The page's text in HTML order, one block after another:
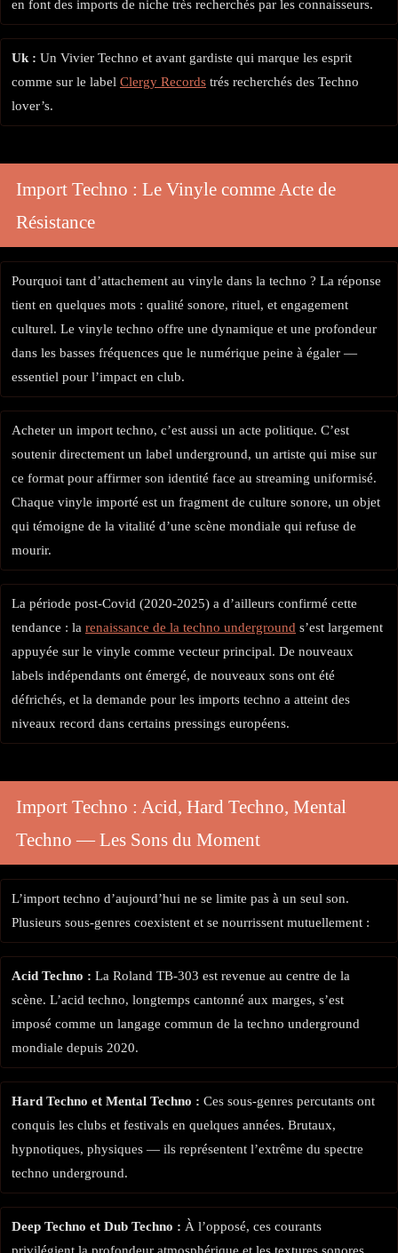
en font des imports de niche très recherchés par les connaisseurs.
Uk : Un Vivier Techno et avant gardiste qui marque les esprit
comme sur le label Clergy Records trés recherchés des Techno
lover’s.
Import Techno : Le Vinyle comme Acte de
Résistance
Pourquoi tant d’attachement au vinyle dans la techno ? La réponse
tient en quelques mots : qualité sonore, rituel, et engagement
culturel. Le vinyle techno offre une dynamique et une profondeur
dans les basses fréquences que le numérique peine à égaler —
essentiel pour l’impact en club.
Acheter un import techno, c’est aussi un acte politique. C’est
soutenir directement un label underground, un artiste qui mise sur
ce format pour affirmer son identité face au streaming uniformisé.
Chaque vinyle importé est un fragment de culture sonore, un objet
qui témoigne de la vitalité d’une scène mondiale qui refuse de
mourir.
La période post-Covid (2020-2025) a d’ailleurs confirmé cette
tendance : la renaissance de la techno underground s’est largement
appuyée sur le vinyle comme vecteur principal. De nouveaux
labels indépendants ont émergé, de nouveaux sons ont été
défrichés, et la demande pour les imports techno a atteint des
niveaux record dans certains pressings européens.
Import Techno : Acid, Hard Techno, Mental
Techno — Les Sons du Moment
L’import techno d’aujourd’hui ne se limite pas à un seul son.
Plusieurs sous-genres coexistent et se nourrissent mutuellement :
Acid Techno : La Roland TB-303 est revenue au centre de la
scène. L’acid techno, longtemps cantonné aux marges, s’est
imposé comme un langage commun de la techno underground
mondiale depuis 2020.
Hard Techno et Mental Techno : Ces sous-genres percutants ont
conquis les clubs et festivals en quelques années. Brutaux,
hypnotiques, physiques — ils représentent l’extrême du spectre
techno underground.
Deep Techno et Dub Techno : À l’opposé, ces courants